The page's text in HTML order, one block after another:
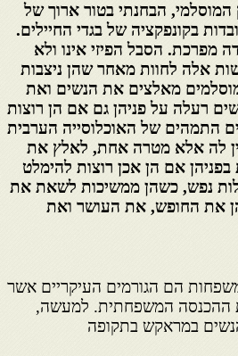
הבחנתי בטור ארוך של
בקונפקציה של בגדי החיילים.
מפרכת. הסבל הפיזי אינו ולא
אלה לחוות מאחר שהן ניצבות
מאלצים את הנשים ואת
רעלה על פניהן גם אם הן רוצות
התמהים של האוכלוסייה הערבית
לה אלא מטרה אחת, לאלץ את
אם הן אכן רוצות להימלט
נפש, כשהן ממשיכות לשאת את
את החופש, את העושר ואת
הם הגורמים העיקריים אשר
ההכנסה המשפחתית. למעשה,
במראקש בתקופה